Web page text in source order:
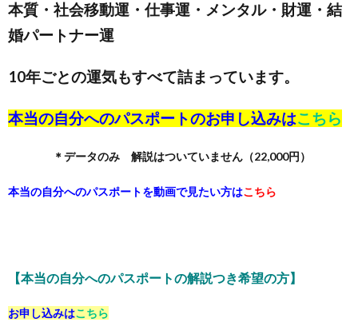
本質・社会移動運・仕事運・メンタル・財運・結
婚パートナー運
10年ごとの運気もすべて詰まっています。
本当の自分へのパスポートのお申し込みはこちら
＊データのみ 解説はついていません（22,000円）
本当の自分へのパスポートを動画で見たい方はこちら
【本当の自分へのパスポートの解説つき希望の方】
お申し込みはこちら